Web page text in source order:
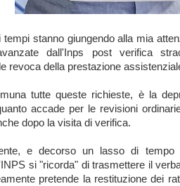
tempi stanno giungendo alla mia
dall'Inps post verifica
revoca della prestazione
tutte queste richieste, è la
accade per le revisioni
dopo la visita di verifica.
e decorso un lasso di
si "ricorda" di trasmettere il
pretende la restituzione dei